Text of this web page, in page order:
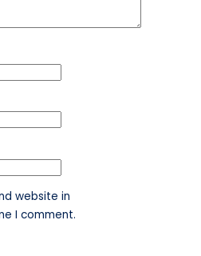
website in
I comment.